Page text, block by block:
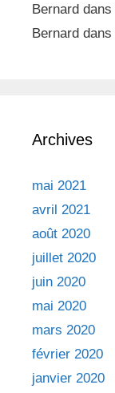
Bernard dans
Bernard dans
Archives
mai 2021
avril 2021
août 2020
juillet 2020
juin 2020
mai 2020
mars 2020
février 2020
janvier 2020